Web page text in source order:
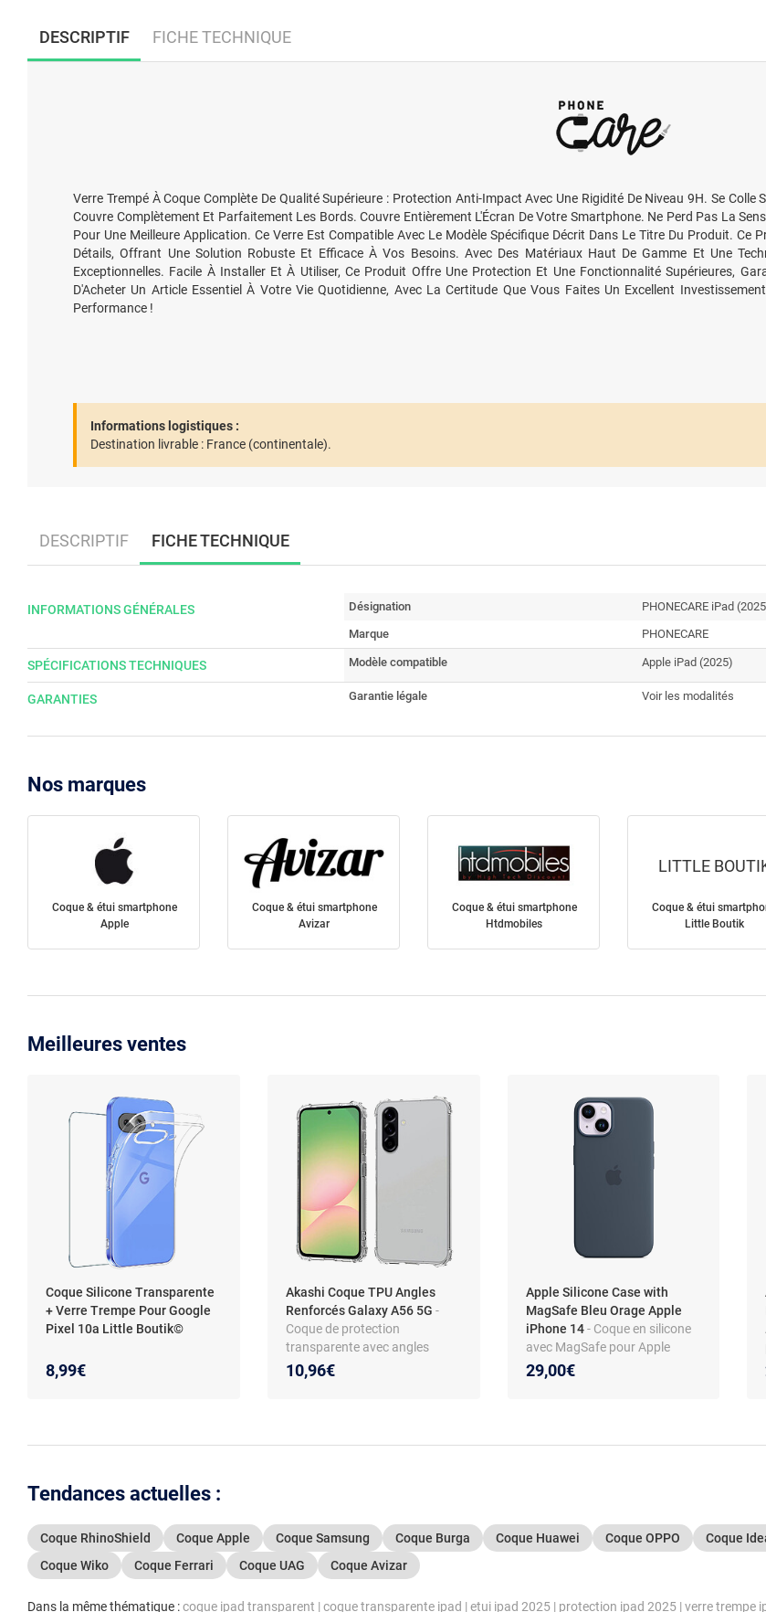
DESCRIPTIF FICHE TECHNIQUE
Verre Trempé À Coque Complète De Qualité Supérieure : Protection Anti-Impact Avec Une Rigidité De Niveau 9H. Se
Couvre Complètement Et Parfaitement Les Bords. Couvre Entièrement L'Écran De Votre Smartphone. Ne Perd Pas La
Pour Une Meilleure Application. Ce Verre Est Compatible Avec Le Modèle Spécifique Décrit Dans Le Titre Du Produit.
Détails, Offrant Une Solution Robuste Et Efficace À Vos Besoins. Avec Des Matériaux Haut De Gamme Et Une
Exceptionnelles. Facile À Installer Et À Utiliser, Ce Produit Offre Une Protection Et Une Fonctionnalité Supérieures,
D'Acheter Un Article Essentiel À Votre Vie Quotidienne, Avec La Certitude Que Vous Faites Un Excellent
Performance !
Informations logistiques :
Destination livrable : France (continentale).
DESCRIPTIF FICHE TECHNIQUE
INFORMATIONS GÉNÉRALES Désignation
PHONECARE iPad
Marque
PHONECARE
SPÉCIFICATIONS TECHNIQUES Modèle compatible Apple iPad (2025)
GARANTIES Garantie légale Voir les modalités
Nos marques
Coque & étui smartphone
Apple
Coque & étui smartphone
Avizar
Coque & étui smartphone
Htdmobiles
LITTLE
Coque & étui
Little Boutik
Meilleures ventes
Coque Silicone Transparente
+ Verre Trempe Pour Google
Pixel 10a Little Boutik©
8,99€
Akashi Coque TPU Angles
Renforcés Galaxy A56 5G -
Coque de protection
transparente avec angles
renforcés pour Samsung
Galaxy A56 5G
10,96€
Apple Silicone Case with
MagSafe Bleu Orage Apple
iPhone 14- Coque en silicone
avec MagSafe pour Apple
iPhone 14
29,00€
Tendances actuelles :
Coque RhinoShield Coque Apple Coque Samsung Coque Burga Coque Huawei Coque OPPO Coque
Coque Wiko
Coque Ferrari Coque UAG Coque Avizar
Dans la même thématique :coque ipad transparent | coque transparente ipad | etui ipad 2025 | protection ipad 2025 | verre trempe